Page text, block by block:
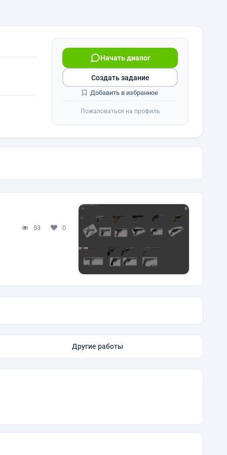
Начать диалог
Создать задание
Добавить в избранное
Пожаловаться на профиль
53 0
Другие работы